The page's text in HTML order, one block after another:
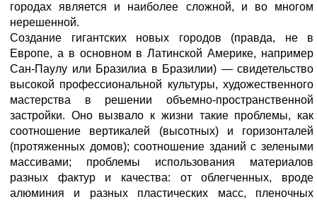
городах является и наиболее сложной, и во многом
нерешенной.
Создание гигантских новых городов (правда, не в
Европе, а в основном в Латинской Америке, например
Сан-Паулу или Бразилиа в Бразилии) — свидетельство
высокой профессиональной культуры, художественного
мастерства в решении объемно-пространственной
застройки. Оно вызвало к жизни такие проблемы, как
соотношение вертикалей (высотных) и горизонталей
(протяженных домов); соотношение зданий с зелеными
массивами; проблемы использования материалов
разных фактур и качества: от облегченных, вроде
алюминия и разных пластических масс, пленочных